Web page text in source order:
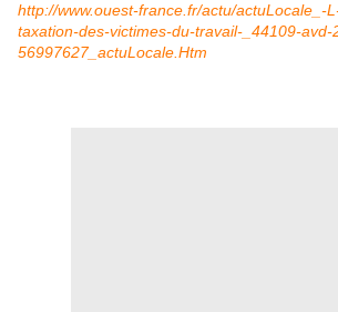
http://www.ouest-france.fr/actu/actuLocale_-
taxation-des-victimes-du-travail-_44109-avd-
56997627_actuLocale.Htm